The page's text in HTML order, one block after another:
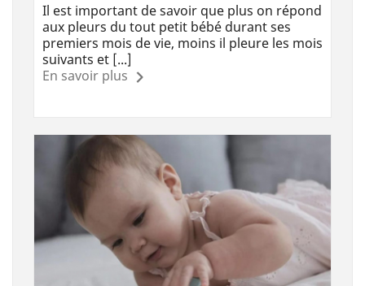
Il est important de savoir que plus on répond
aux pleurs du tout petit bébé durant ses
premiers mois de vie, moins il pleure les mois
suivants et [...]
En savoir plus